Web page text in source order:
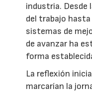
industria. Desde
del trabajo
sistemas de
de avanzar ha
forma
La reflexión
marcarían la